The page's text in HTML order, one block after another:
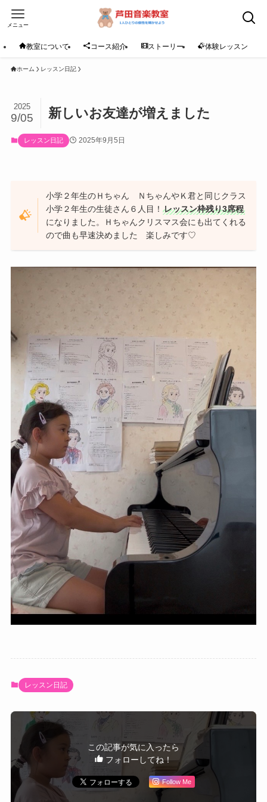
メニュー
教室について コース紹介 ストーリー 体験レッスン
ホーム レッスン日記
新しいお友達が増えました
2025
9/05
レッスン日記 2025年9月5日
小学２年生のＨちゃん ＮちゃんやＫ君と同じクラス
小学２年生の生徒さん６人目！レッスン枠残り3席程
になりました。Ｈちゃんクリスマス会にも出てくれる
ので曲も早速決めました 楽しみです♡
レッスン日記
この記事が気に入ったら
フォローしてね！
Follow Me